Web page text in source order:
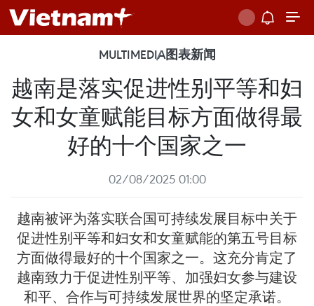
MULTIMEDIA图表新闻
越南是落实促进性别平等和妇
女和女童赋能目标方面做得最
好的十个国家之一
02/08/2025 01:00
越南被评为落实联合国可持续发展目标中关于
促进性别平等和妇女和女童赋能的第五号目标
方面做得最好的十个国家之一。这充分肯定了
越南致力于促进性别平等、加强妇女参与建设
和平、合作与可持续发展世界的坚定承诺。